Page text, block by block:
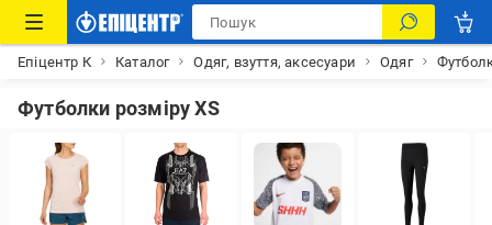
Епіцентр К Каталог Одяг, взуття, аксесуари Одяг
Футболки розміру XS